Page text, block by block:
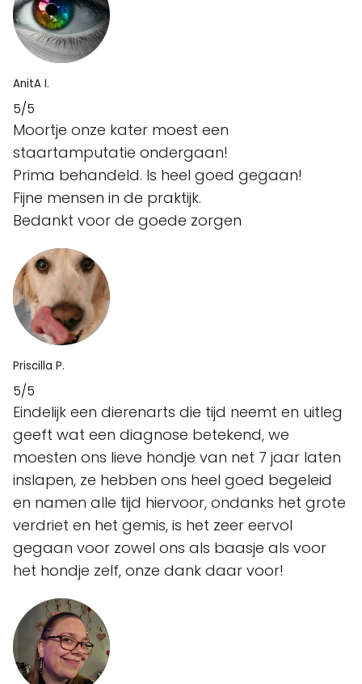
AnitA I.
5/5
Moortje onze kater moest een
staartamputatie ondergaan!
Prima behandeld. Is heel goed gegaan!
Fijne mensen in de praktijk.
Bedankt voor de goede zorgen
Priscilla P.
5/5
Eindelijk een dierenarts die tijd neemt en uitleg
geeft wat een diagnose betekend, we
moesten ons lieve hondje van net 7 jaar laten
inslapen, ze hebben ons heel goed begeleid
en namen alle tijd hiervoor, ondanks het grote
verdriet en het gemis, is het zeer eervol
gegaan voor zowel ons als baasje als voor
het hondje zelf, onze dank daar voor!